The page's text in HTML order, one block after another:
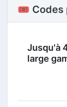
🎟️ Codes
Jusqu'à
large